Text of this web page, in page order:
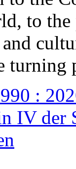
to the
turning
:
IV der